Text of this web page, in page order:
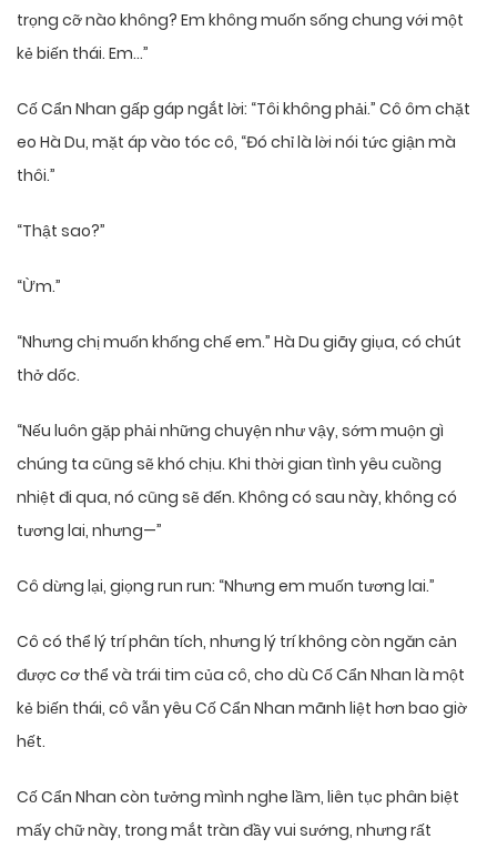
trọng cỡ nào không? Em không muốn sống chung với một
kẻ biến thái. Em…”
Cố Cẩn Nhan gấp gáp ngắt lời: “Tôi không phải.” Cô ôm chặt
eo Hà Du, mặt áp vào tóc cô, “Đó chỉ là lời nói tức giận mà
thôi.”
“Thật sao?”
“Ừm.”
“Nhưng chị muốn khống chế em.” Hà Du giãy giụa, có chút
thở dốc.
“Nếu luôn gặp phải những chuyện như vậy, sớm muộn gì
chúng ta cũng sẽ khó chịu. Khi thời gian tình yêu cuồng
nhiệt đi qua, nó cũng sẽ đến. Không có sau này, không có
tương lai, nhưng—”
Cô dừng lại, giọng run run: “Nhưng em muốn tương lai.”
Cô có thể lý trí phân tích, nhưng lý trí không còn ngăn cản
được cơ thể và trái tim của cô, cho dù Cố Cẩn Nhan là một
kẻ biến thái, cô vẫn yêu Cố Cẩn Nhan mãnh liệt hơn bao giờ
hết.
Cố Cẩn Nhan còn tưởng mình nghe lầm, liên tục phân biệt
mấy chữ này, trong mắt tràn đầy vui sướng, nhưng rất